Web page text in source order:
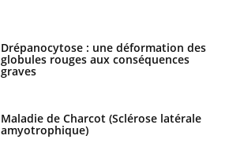
Drépanocytose : une déformation des
globules rouges aux conséquences
graves
Maladie de Charcot (Sclérose latérale
amyotrophique)